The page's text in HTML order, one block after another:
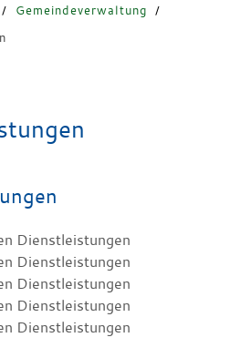
/ Gemeindeverwaltung
/
Dienstleistungen
Dienstleistungen
Dienstleistungen
Dienstleistungen
Dienstleistungen